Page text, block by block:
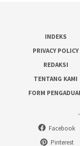
INDEKS
PRIVACY POLICY
REDAKSI
TENTANG KAMI
FORM
Facebook
Pinterest